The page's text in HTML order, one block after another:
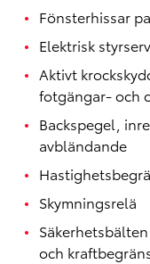
Fönsterhissar
Elektrisk
Aktivt
fotgängar- och
Backspegel,
avbländande
Skymningsrelä
och